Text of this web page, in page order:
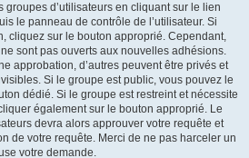
groupes d’utilisateurs en cliquant sur le lien
le panneau de contrôle de l’utilisateur. Si
cliquez sur le bouton approprié. Cependant,
sont pas ouverts aux nouvelles adhésions.
approbation, d’autres peuvent être privés et
Si le groupe est public, vous pouvez le
dédié. Si le groupe est restreint et nécessite
également sur le bouton approprié. Le
devra alors approuver votre requête et
de votre requête. Merci de ne pas harceler un
votre demande.